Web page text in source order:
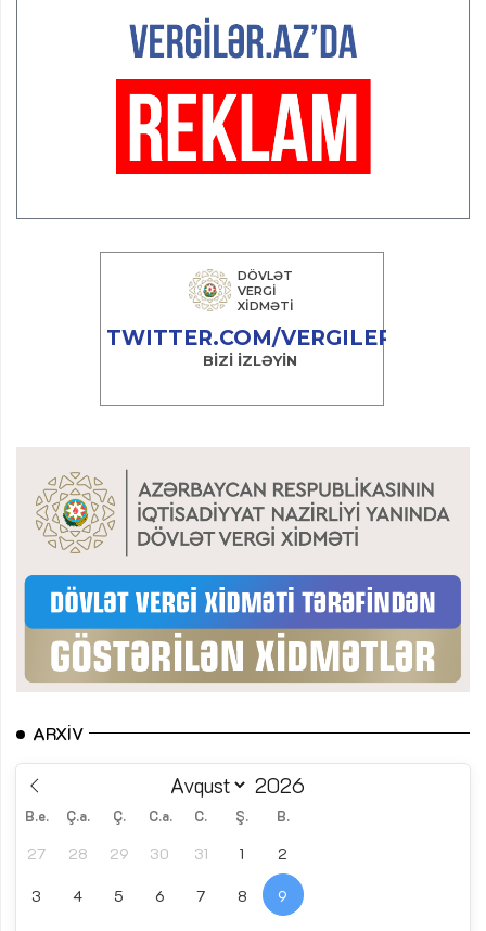
ARXIV
B.e. Ç.a. Ç. C.a. C. Ş. B.
27 28 29 30 31 1 2
3 4 5 6 7 8 9